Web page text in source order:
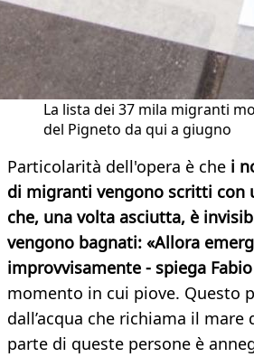
La lista dei 37 mila migranti
del Pigneto da qui a giugno
Particolarità dell'opera è che i
di migranti vengono scritti con
che, una volta asciutta, è
vengono bagnati: «Allora
improvvisamente - spiega
momento in cui piove. Questo
dall’acqua che richiama il
parte di queste persone è